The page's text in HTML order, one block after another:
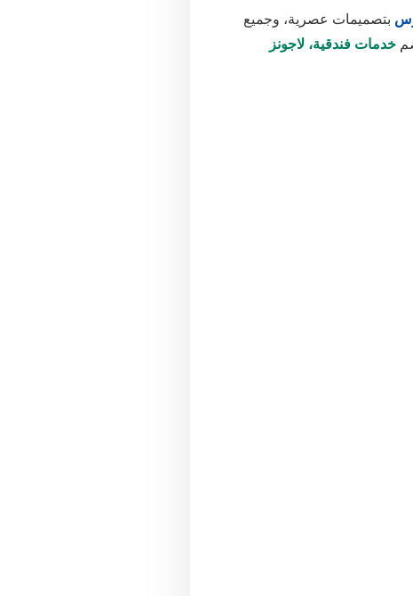
بتصميمات عصرية، وجميع
خدمات فندقية، لاجونز